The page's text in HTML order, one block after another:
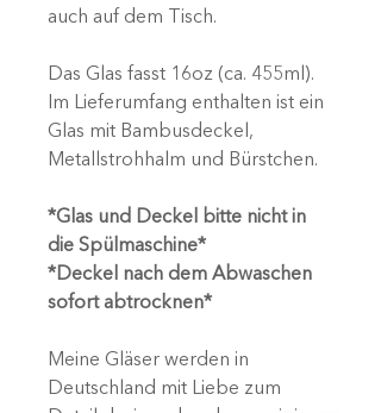
auch auf dem Tisch.
Das Glas fasst 16oz (ca. 455ml).
Im Lieferumfang enthalten ist ein
Glas mit Bambusdeckel,
Metallstrohhalm und Bürstchen.
*Glas und Deckel bitte nicht in
die Spülmaschine*
*Deckel nach dem Abwaschen
sofort abtrocknen*
Meine Gläser werden in
Deutschland mit Liebe zum